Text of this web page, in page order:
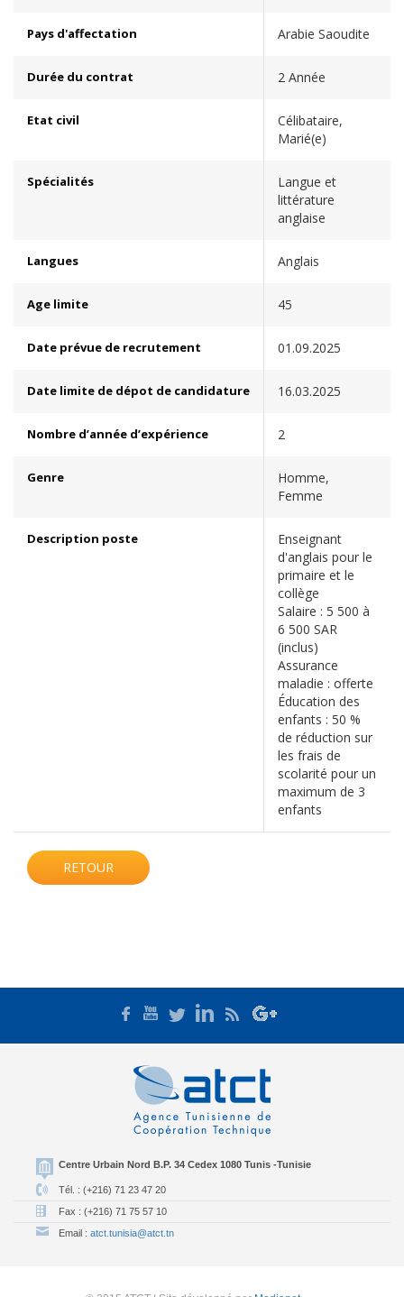
Pays d'affectation Arabie Saoudite
Durée du contrat 2 Année
Etat civil
Célibataire,
Marié(e)
Spécialités
Langue et
littérature
anglaise
Langues Anglais
Age limite 45
Date prévue de recrutement 01.09.2025
Date limite de dépot de candidature 16.03.2025
Nombre d’année d’expérience 2
Genre
Homme,
Femme
Description poste
Enseignant
d'anglais pour le
primaire et le
collège
Salaire : 5 500 à
6 500 SAR
(inclus)
Assurance
maladie : offerte
Éducation des
enfants : 50 %
de réduction sur
les frais de
scolarité pour un
maximum de 3
enfants
RETOUR
Centre Urbain Nord B.P. 34 Cedex 1080 Tunis -Tunisie
Tél. : (+216) 71 23 47 20
Fax : (+216) 71 75 57 10
Email : atct.tunisia@atct.tn